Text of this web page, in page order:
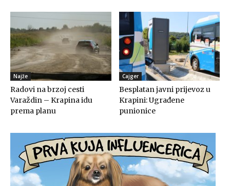
Najže
Radovi na brzoj cesti
Varaždin – Krapina idu
prema planu
Cajger
Besplatan javni prijevoz u
Krapini: Ugrađene
punionice